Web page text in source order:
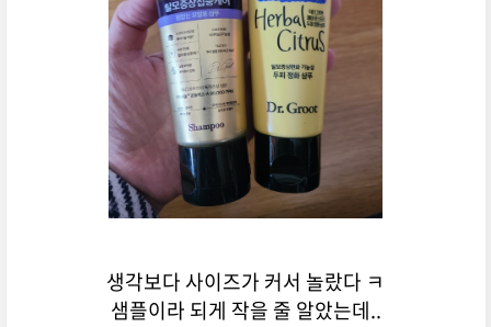
생각보다 사이즈가 커서 놀랐다 ㅋ
샘플이라 되게 작을 줄 알았는데..